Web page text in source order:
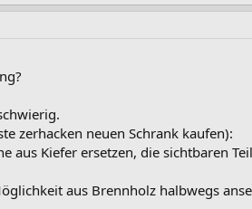
zerhacken neuen Schrank kaufen):
aus Kiefer ersetzen, die sichtbaren
aus Brennholz halbwegs